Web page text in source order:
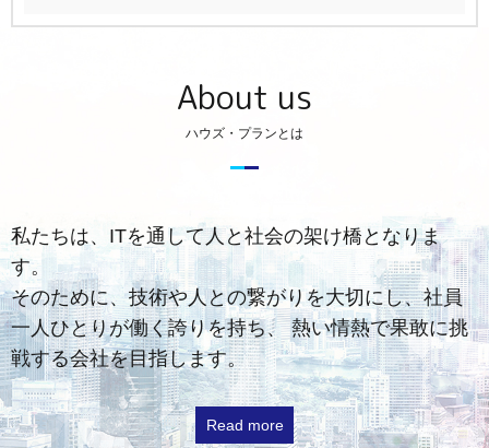
About us
ハウズ・プランとは
私たちは、ITを通して人と社会の架け橋となりま
す。
そのために、技術や人との繋がりを大切にし、社員
一人ひとりが働く誇りを持ち、熱い情熱で果敢に挑
戦する会社を目指します。
Read more